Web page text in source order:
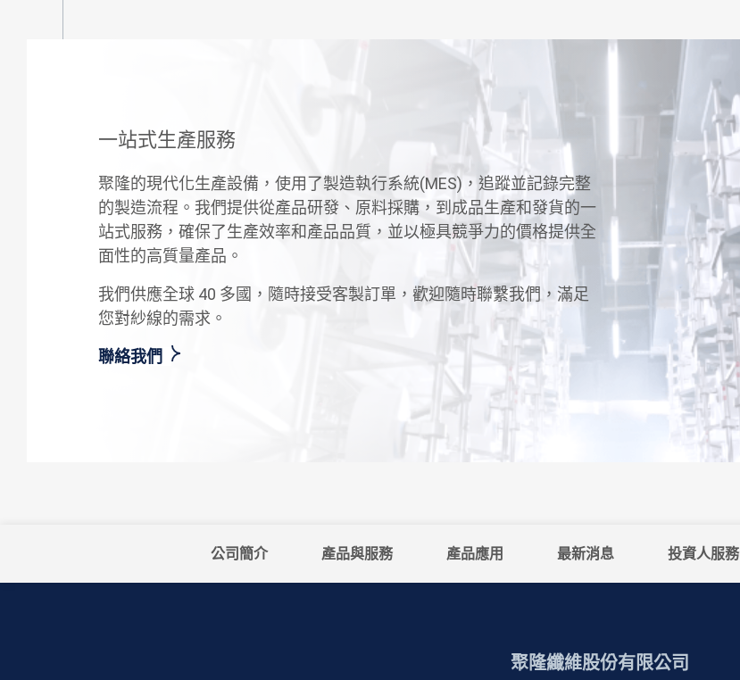
一站式生產服務
聚隆的現代化生產設備，使用了製造執行系統(MES)，追蹤並記錄完整
的製造流程。我們提供從產品研發、原料採購，到成品生產和發貨的一
站式服務，確保了生產效率和產品品質，並以極具競爭力的價格提供全
面性的高質量產品。
我們供應全球 40 多國，隨時接受客製訂單，歡迎隨時聯繫我們，滿足
您對紗線的需求。
聯絡我們
公司簡介 產品與服務 產品應用 最新消息 投資人服務
聚隆纖維股份有限公司